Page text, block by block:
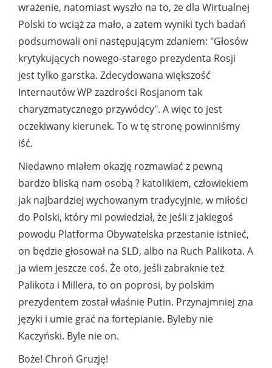
wrażenie, natomiast wyszło na to, że dla Wirtualnej
Polski to wciąż za mało, a zatem wyniki tych badań
podsumowali oni następującym zdaniem: "Głosów
krytykujących nowego-starego prezydenta Rosji
jest tylko garstka. Zdecydowana większość
Internautów WP zazdrości Rosjanom tak
charyzmatycznego przywódcy". A więc to jest
oczekiwany kierunek. To w tę stronę powinniśmy
iść.
Niedawno miałem okazję rozmawiać z pewną
bardzo bliską nam osobą ? katolikiem, człowiekiem
jak najbardziej wychowanym tradycyjnie, w miłości
do Polski, który mi powiedział, że jeśli z jakiegoś
powodu Platforma Obywatelska przestanie istnieć,
on będzie głosował na SLD, albo na Ruch Palikota. A
ja wiem jeszcze coś. Że oto, jeśli zabraknie też
Palikota i Millera, to on poprosi, by polskim
prezydentem został właśnie Putin. Przynajmniej zna
języki i umie grać na fortepianie. Byleby nie
Kaczyński. Byle nie on.
Boże! Chroń Gruzję!